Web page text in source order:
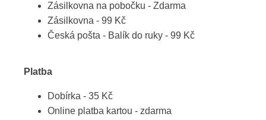
Zásilkovna na pobočku - Zdarma
Zásilkovna - 99 Kč
Česká pošta - Balík do ruky - 99 Kč
Platba
Dobírka - 35 Kč
Online platba kartou - zdarma